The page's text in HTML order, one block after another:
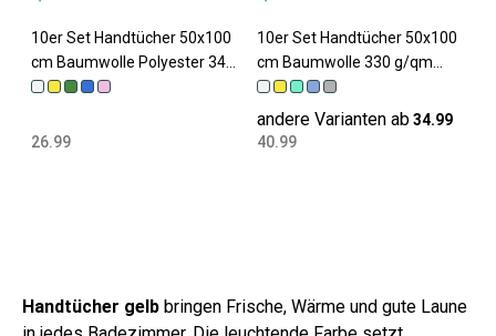
10er Set Handtücher 50x100
cm Baumwolle Polyester 340
g/qm gelb
26.99
10er Set Handtücher 50x100
cm Baumwolle 330 g/qm
gelb
andere Varianten ab34.99
40.99
Handtücher gelb bringen Frische, Wärme und gute Laune